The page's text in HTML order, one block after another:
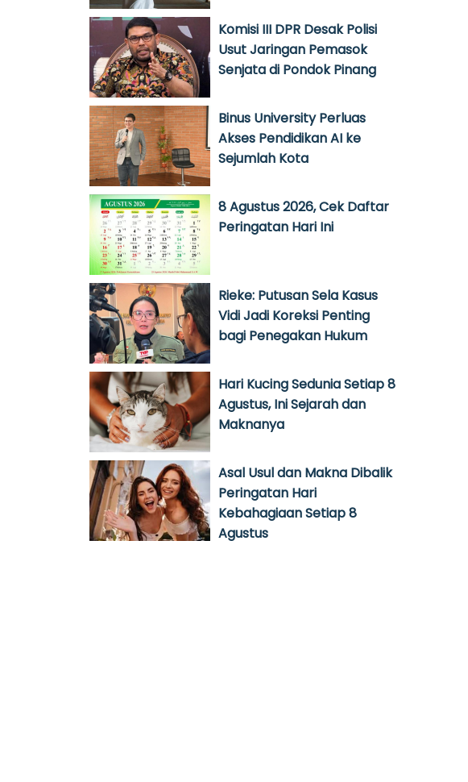
Komisi III DPR Desak Polisi
Usut Jaringan Pemasok
Senjata di Pondok Pinang
Binus University Perluas
Akses Pendidikan AI ke
Sejumlah Kota
8 Agustus 2026, Cek Daftar
Peringatan Hari Ini
Rieke: Putusan Sela Kasus
Vidi Jadi Koreksi Penting
bagi Penegakan Hukum
Hari Kucing Sedunia Setiap 8
Agustus, Ini Sejarah dan
Maknanya
Asal Usul dan Makna Dibalik
Peringatan Hari
Kebahagiaan Setiap 8
Agustus